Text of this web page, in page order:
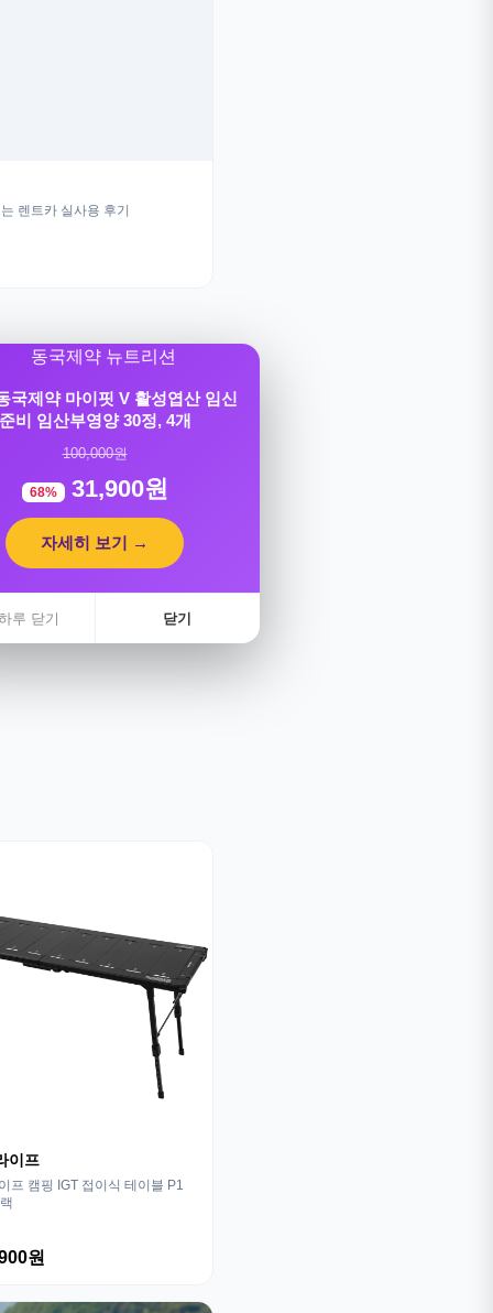
렌트카 실사용 후기
이프
프 캠핑 IGT 접이식 테이블 P1
원
국제약 마이핏 V 활성엽산 임신
준비 임산부영양 30정, 4개
100,000원
68% 31,900원
자세히 보기 →
루 닫기 닫기